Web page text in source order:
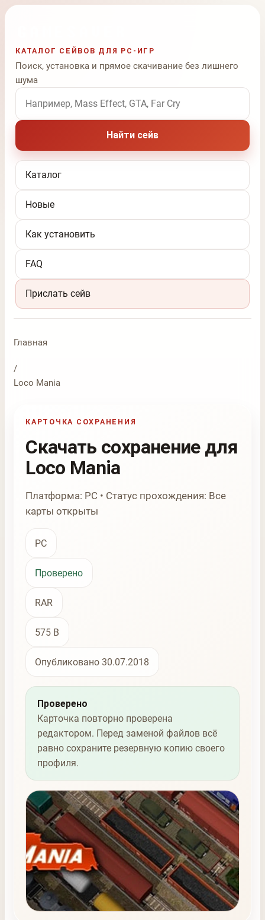
КАТАЛОГ СЕЙВОВ ДЛЯ PC-ИГР
Поиск, установка и прямое скачивание без лишнего
шума
Поиск по названию игры
Найти сейв
Каталог
Новые
Как установить
FAQ
Прислать сейв
Главная
/
Loco Mania
КАРТОЧКА СОХРАНЕНИЯ
Скачать сохранение для
Loco Mania
Платформа: PC • Статус прохождения: Все
карты открыты
PC
Проверено
RAR
575 B
Опубликовано 30.07.2018
Проверено
Карточка повторно проверена
редактором. Перед заменой файлов всё
равно сохраните резервную копию своего
профиля.